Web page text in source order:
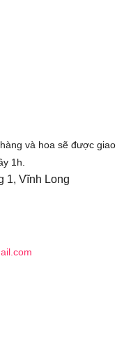
và hoa sẽ được giao
1h.
1, Vĩnh Long